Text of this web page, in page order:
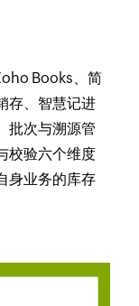
Books、简
存、智慧记进
批次与溯源管
校验六个维度
身业务的库存